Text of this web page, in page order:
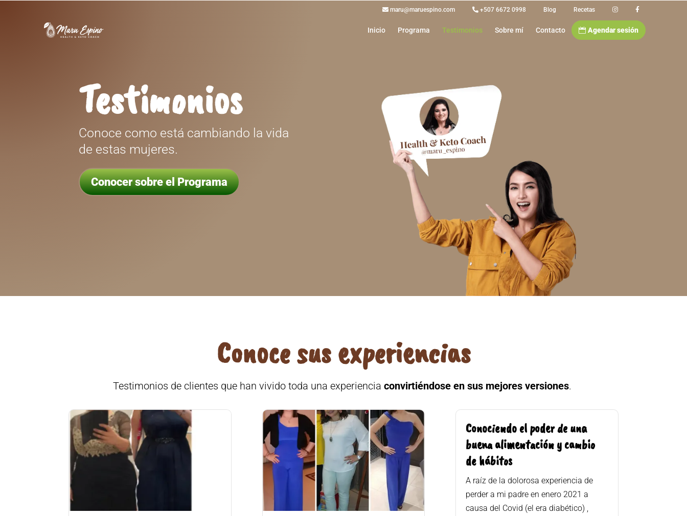
maru@maruespino.com +507 6672 0998 Blog Recetas
Inicio Programa Testimonios Sobre mí Contacto Agendar sesión
Testimonios
Conoce como está cambiando la vida
de estas mujeres.
Conocer sobre el Programa
Conoce sus experiencias
Testimonios de clientes que han vivido toda una experiencia convirtiéndose en sus mejores versiones.
Conociendo el poder de una
buena alimentación y cambio
de hábitos
A raíz de la dolorosa experiencia de
perder a mi padre en enero 2021 a
causa del Covid (el era diabético) ,